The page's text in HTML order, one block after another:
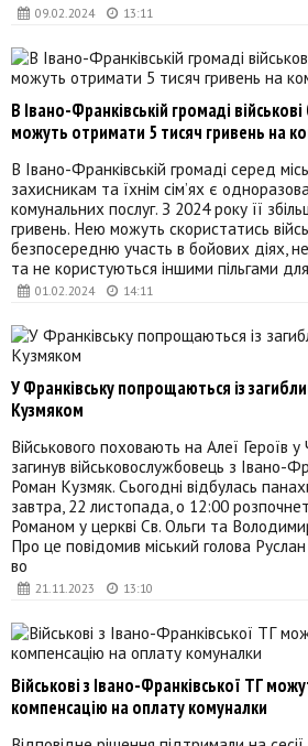
09.02.2024 13:11
01.02.2024 14:11
В Івано-Франківській громаді
можуть отримати 5 тисяч гривень на
В Івано-Франківській громаді серед
захисникам та їхнім сім’ях є
комунальних послуг. З 2024 року її
гривень. Нею можуть скористатись
безпосередню участь в бойових діях,
та не користуються іншими пільгами
21.11.2023 13:10
У Франківську попрощаються із
Кузмяком
Військового поховають на Алеї Героїв у
загинув військовослужбовець з Івано-
Роман Кузмяк. Сьогодні відбулась
завтра, 22 листопада, о 12:00
Романом у церкві Св. Ольги та
Про це повідомив міський голова
во
Військові з Івано-Франківської ТГ
компенсацію на оплату комуналки